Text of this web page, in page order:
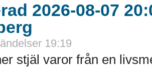
2026-08-07
19:19
stjäl varor från en